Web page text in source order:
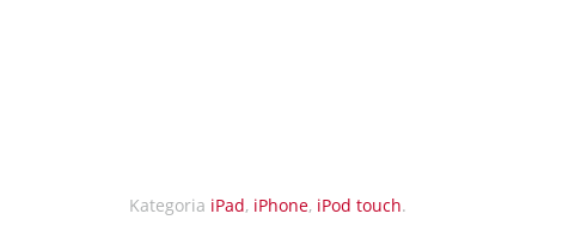
Kategoria iPad, iPhone, iPod touch.